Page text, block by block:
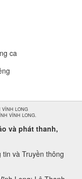
ca
VĨNH LONG
VĨNH LONG.
và phát thanh,
và Truyền thông